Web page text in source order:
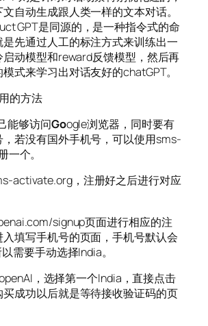
自动生成跟人类一样的文本对话。
GPT是同源的，是一种指令式的命
先通过人工的标注方式来训练出一
动模型和reward反馈模型，然后再
式来学习出对话友好的chatGPT。
的方法
能够访问Google浏览器，同时要有
若没有国外手机号，可以使用sms-
个。
activate.org，注册好之后进行对应
signup页面进行相应的注
填写手机号的页面，手机号默认会
需要手动选择India。
，选择第一个India，直接点击
成功以后就是等待接收验证码的页